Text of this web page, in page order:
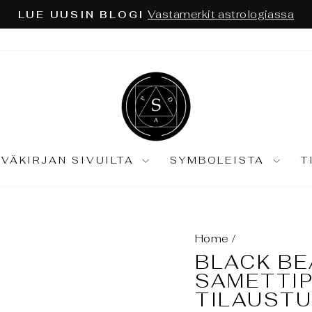
Keskeytä
NÄKÖKULMA EI RIITÄ: Astrologia ja tarot
SIVUILTA SYMBOLEISTA
Home /
BLACK